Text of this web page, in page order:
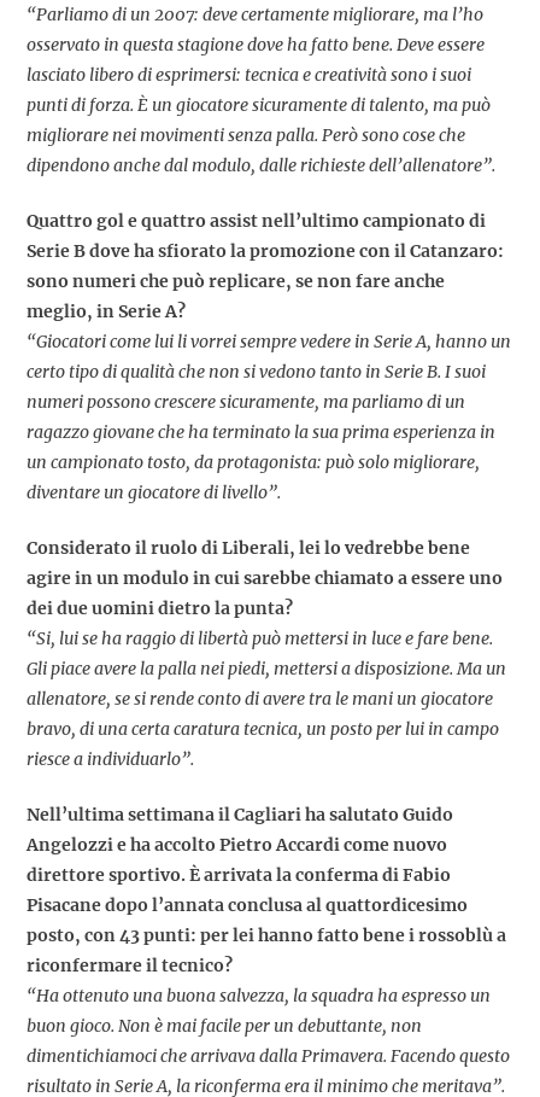
“Parliamo di un 2007: deve certamente migliorare, ma l’ho
osservato in questa stagione dove ha fatto bene. Deve essere
lasciato libero di esprimersi: tecnica e creatività sono i suoi
punti di forza. È un giocatore sicuramente di talento, ma può
migliorare nei movimenti senza palla. Però sono cose che
dipendono anche dal modulo, dalle richieste dell’allenatore”.
Quattro gol e quattro assist nell’ultimo campionato di
Serie B dove ha sfiorato la promozione con il Catanzaro:
sono numeri che può replicare, se non fare anche
meglio, in Serie A?
“Giocatori come lui li vorrei sempre vedere in Serie A, hanno un
certo tipo di qualità che non si vedono tanto in Serie B. I suoi
numeri possono crescere sicuramente, ma parliamo di un
ragazzo giovane che ha terminato la sua prima esperienza in
un campionato tosto, da protagonista: può solo migliorare,
diventare un giocatore di livello”.
Considerato il ruolo di Liberali, lei lo vedrebbe bene
agire in un modulo in cui sarebbe chiamato a essere uno
dei due uomini dietro la punta?
“Si, lui se ha raggio di libertà può mettersi in luce e fare bene.
Gli piace avere la palla nei piedi, mettersi a disposizione. Ma un
allenatore, se si rende conto di avere tra le mani un giocatore
bravo, di una certa caratura tecnica, un posto per lui in campo
riesce a individuarlo”.
Nell’ultima settimana il Cagliari ha salutato Guido
Angelozzi e ha accolto Pietro Accardi come nuovo
direttore sportivo. È arrivata la conferma di Fabio
Pisacane dopo l’annata conclusa al quattordicesimo
posto, con 43 punti: per lei hanno fatto bene i rossoblù a
riconfermare il tecnico?
“Ha ottenuto una buona salvezza, la squadra ha espresso un
buon gioco. Non è mai facile per un debuttante, non
dimentichiamoci che arrivava dalla Primavera. Facendo questo
risultato in Serie A, la riconferma era il minimo che meritava”.